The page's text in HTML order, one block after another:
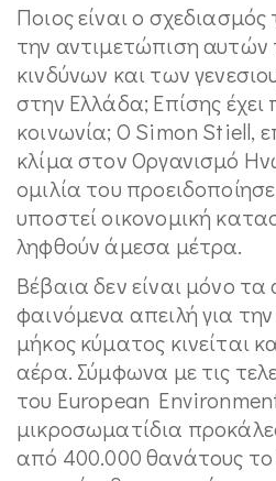
Ποιος είναι ο
την αντιμετώπιση αυτών
κινδύνων και των
στην Ελλάδα; Επίσης έχει
κοινωνία; Ο Simon Stiell,
κλίμα στον Οργανισμό
ομιλία του
υποστεί οικονομική
ληφθούν άμεσα μέτρα.
Βέβαια δεν είναι μόνο τα
φαινόμενα απειλή για
μήκος κύματος κινείται
αέρα. Σύμφωνα με τις
του European
μικροσωματίδια
από 400.000 θανάτους